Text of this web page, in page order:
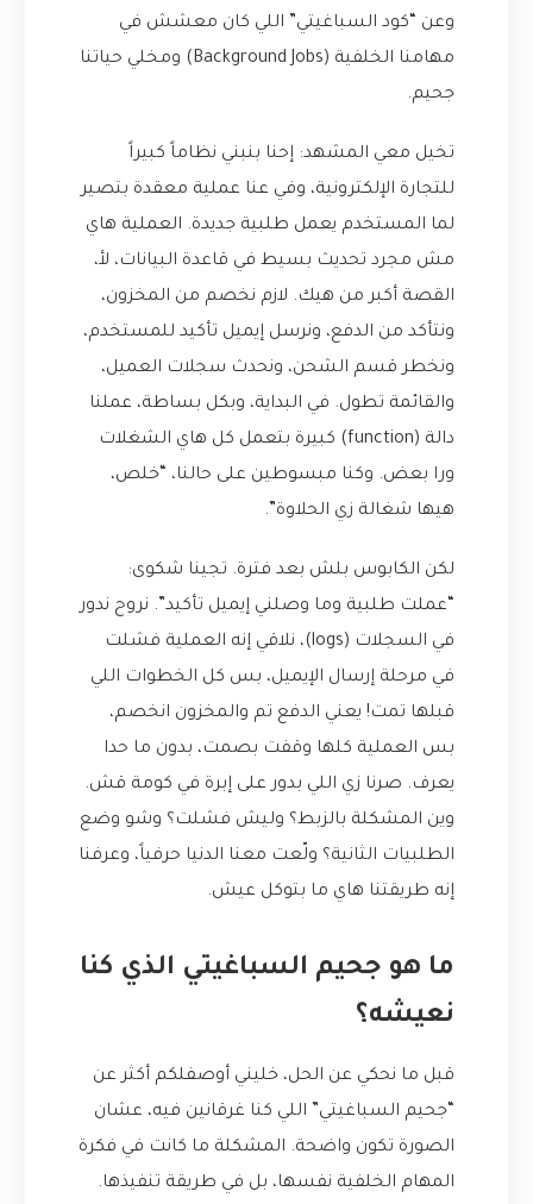
وعن “كود السباغيتي” اللي كان معشش في
مهامنا الخلفية (Background Jobs) ومخلي حياتنا
جحيم.
تخيل معي المشهد: إحنا بنبني نظاماً كبيراً
للتجارة الإلكترونية، وفي عنا عملية معقدة بتصير
لما المستخدم يعمل طلبية جديدة. العملية هاي
مش مجرد تحديث بسيط في قاعدة البيانات، لأ،
القصة أكبر من هيك. لازم نخصم من المخزون،
ونتأكد من الدفع، ونرسل إيميل تأكيد للمستخدم،
ونخطر قسم الشحن، ونحدث سجلات العميل،
والقائمة تطول. في البداية، وبكل بساطة، عملنا
دالة (function) كبيرة بتعمل كل هاي الشغلات
ورا بعض. وكنا مبسوطين على حالنا، “خلص،
هيها شغالة زي الحلاوة”.
لكن الكابوس بلش بعد فترة. تجينا شكوى:
“عملت طلبية وما وصلني إيميل تأكيد”. نروح ندور
في السجلات (logs)، نلاقي إنه العملية فشلت
في مرحلة إرسال الإيميل، بس كل الخطوات اللي
قبلها تمت! يعني الدفع تم والمخزون انخصم،
بس العملية كلها وقفت بصمت، بدون ما حدا
يعرف. صرنا زي اللي بدور على إبرة في كومة قش.
وين المشكلة بالزبط؟ وليش فشلت؟ وشو وضع
الطلبيات الثانية؟ ولّعت معنا الدنيا حرفياً، وعرفنا
إنه طريقتنا هاي ما بتوكل عيش.
ما هو جحيم السباغيتي الذي كنا
نعيشه؟
قبل ما نحكي عن الحل، خليني أوصفلكم أكثر عن
“جحيم السباغيتي” اللي كنا غرقانين فيه، عشان
الصورة تكون واضحة. المشكلة ما كانت في فكرة
المهام الخلفية نفسها، بل في طريقة تنفيذها.